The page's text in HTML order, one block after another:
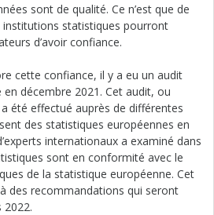
sont de qualité. Ce n’est que de
statistiques pourront
d’avoir confiance.
cette confiance, il y a eu un audit
décembre 2021. Cet audit, ou
été effectué auprès de différentes
des statistiques européennes en
internationaux a examiné dans
sont en conformité avec le
de la statistique européenne. Cet
des recommandations qui seront
2022.